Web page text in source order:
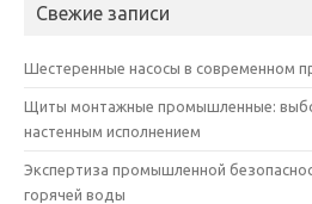
Свежие записи
Шестеренные насосы в современном
Щиты монтажные промышленные:
настенным исполнением
Экспертиза промышленной
горячей воды